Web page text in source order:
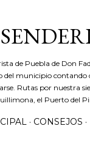
de Puebla de Don
del municipio contando
Rutas por nuestra
el Puerto del
CONSEJOS